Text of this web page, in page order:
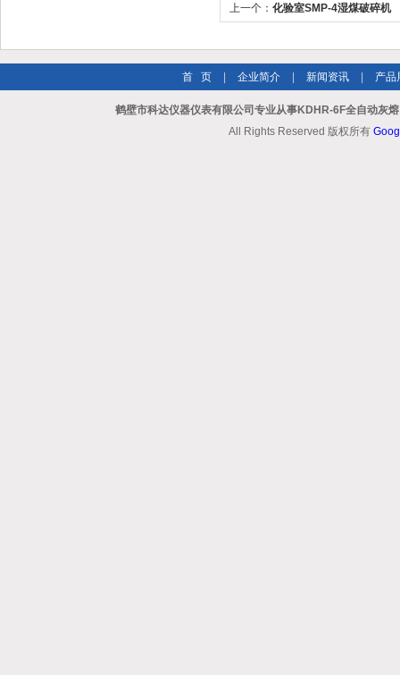
上一个： 化验室SMP-4湿煤破碎机
首 页 企业简介 新闻资讯 产品
鹤壁市科达仪器仪表有限公司专业从事KDHR-6F全自动灰
All Rights Reserved 版权所有